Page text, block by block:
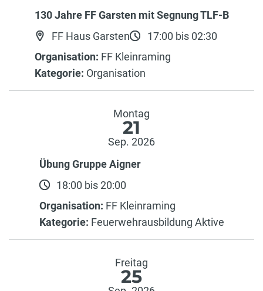
130 Jahre FF Garsten mit Segnung TLF-B
FF Haus Garsten
17:00 bis 02:30
Organisation: FF Kleinraming
Kategorie: Organisation
Montag
21
Sep. 2026
Übung Gruppe Aigner
18:00 bis 20:00
Organisation: FF Kleinraming
Kategorie: Feuerwehrausbildung Aktive
Freitag
25